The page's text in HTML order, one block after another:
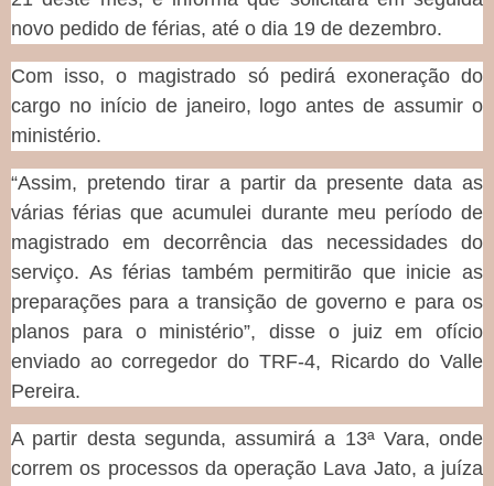
novo pedido de férias, até o dia 19 de dezembro.
Com isso, o magistrado só pedirá exoneração do
cargo no início de janeiro, logo antes de assumir o
ministério.
“Assim, pretendo tirar a partir da presente data as
várias férias que acumulei durante meu período de
magistrado em decorrência das necessidades do
serviço. As férias também permitirão que inicie as
preparações para a transição de governo e para os
planos para o ministério”, disse o juiz em ofício
enviado ao corregedor do TRF-4, Ricardo do Valle
Pereira.
A partir desta segunda, assumirá a 13ª Vara, onde
correm os processos da operação Lava Jato, a juíza